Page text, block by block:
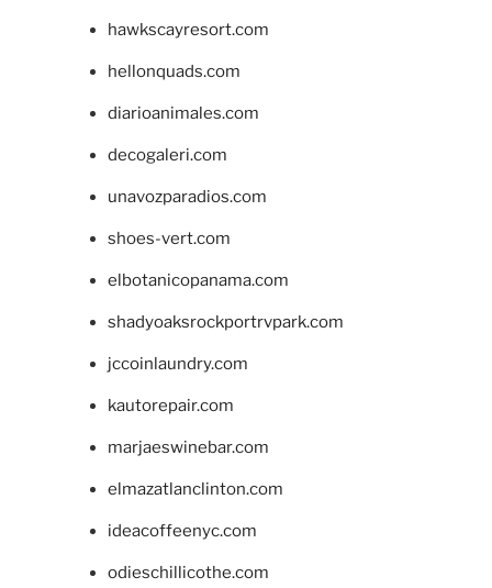
hawkscayresort.com
hellonquads.com
diarioanimales.com
decogaleri.com
unavozparadios.com
shoes-vert.com
elbotanicopanama.com
shadyoaksrockportrvpark.com
jccoinlaundry.com
kautorepair.com
marjaeswinebar.com
elmazatlanclinton.com
ideacoffeenyc.com
odieschillicothe.com